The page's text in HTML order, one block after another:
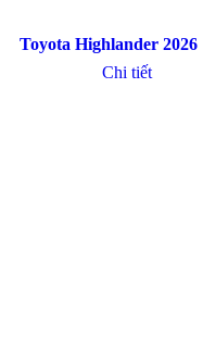
Toyota Highlander 2026
Chi tiết